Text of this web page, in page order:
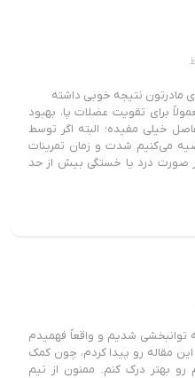
مادرتون نتیجه خوبی داشته
برای تقویت عضلات پا، بهبود
خیلی مفیده؛ البته اگر توسط
می‌کنیم شدت و زمان تمرینات
صورت درد یا خستگی بیش از حد
توانبخشی شدیم و واقعاً فهمیدم
مقاله رو پیدا کردم، چون کمک
رو بهتر درک کنم. ممنون از تیم